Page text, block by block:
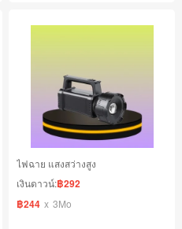
ไฟฉาย แสงสว่างสูง
เงินดาวน์:฿292
฿244 x 3Mo